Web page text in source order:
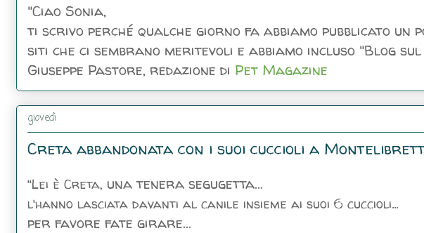
"Ciao Sonia,
ti scrivo perché qualche giorno fa abbiamo pubblicato un
siti che ci sembrano meritevoli e abbiamo incluso "Blog sul
Giuseppe Pastore, redazione di Pet Magazine
giovedì
Creta abbandonata con i suoi cuccioli a
"Lei è Creta, una tenera segugetta...
l'hanno lasciata davanti al canile insieme ai suoi 6 cuccioli...
per favore fate girare...